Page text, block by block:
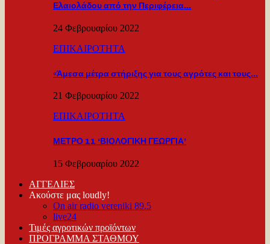
Ελαιολάδου από την Περιφέρεια…
24 Φεβρουαρίου 2022
ΕΠΙΚΑΙΡΟΤΗΤΑ
«Άμεσα μέτρα στήριξης για τους αγρότες και τους…
21 Φεβρουαρίου 2022
ΕΠΙΚΑΙΡΟΤΗΤΑ
ΜΕΤΡΟ 11 ‘ΒΙΟΛΟΓΙΚΗ ΓΕΩΡΓΙΑ’
15 Φεβρουαρίου 2022
ΑΓΓΕΛΙΕΣ
Ακούστε μας loudly!
On air radio vereniki 89.5
live24
Τιμές αγροτικών προϊόντων
ΠΡΟΓΡΑΜΜΑ ΣΤΑΘΜΟΥ